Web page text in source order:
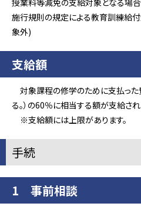
授業料等減免の支給対象となる場
施行規則の規定による教育訓練給
象外)
支給額
対象課程の修学のために支払っ
る。）の60％に相当する額が支給され
※支給額には上限があります。
手続
1 事前相談